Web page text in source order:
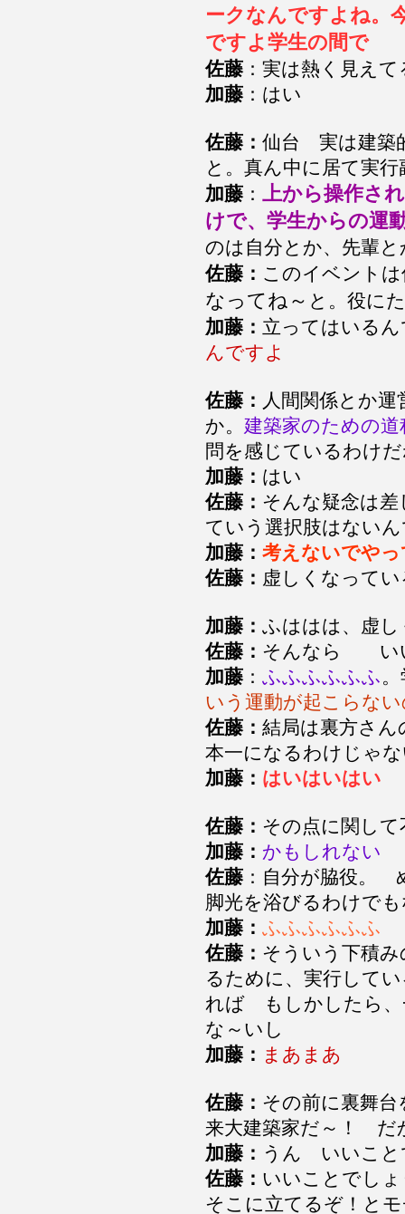
ークなんですよね。
ですよ学生の間で
佐藤 ：実は熱く見え
加藤 ：はい
佐藤： 仙台 実は建築
と。真ん中に居て実
加藤 ： 上から操作さ
けで、学生からの運
のは自分とか、先輩
佐藤： このイベント
なってね～ と。役に
加藤： 立ってはいる
んですよ
佐藤： 人間関係とか
か。 建築家のための
問を感じているわけ
加藤： はい
佐藤： そんな疑念は差
ていう選択肢はない
加藤： 考えないでや
佐藤： 虚しくなって
加藤： ふははは、虚
佐藤： そんなら い
加藤 ： ふふふふふふ
いう運動が起こらな
佐藤： 結局は裏方さん
本一になるわけじゃ
加藤： はいはいはい
佐藤： その点に関し
加藤： かもしれない
佐藤 ：自分が脇役。
脚光を浴びるわけで
加藤： ふふふふふふ
佐藤： そういう下積
るために、実行して
れば もしかしたら、
な～いし
加藤： まあまあ
佐藤： その前に裏舞
来大建築家だ～！ だ
加藤： うん いいこと
佐藤： いいことでし
そこに立てるぞ！と